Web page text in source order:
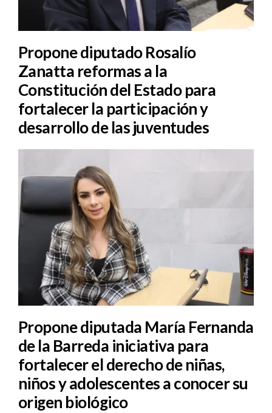
Propone diputado Rosalío
Zanatta reformas a la
Constitución del Estado para
fortalecer la participación y
desarrollo de las juventudes
Propone diputada María Fernanda
de la Barreda iniciativa para
fortalecer el derecho de niñas,
niños y adolescentes a conocer su
origen biológico